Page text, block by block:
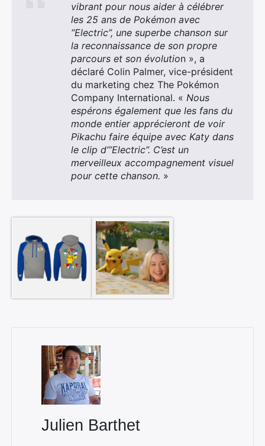
vibrant pour nous aider à célébrer
les 25 ans de Pokémon avec
“Electric”, une superbe chanson sur
la reconnaissance de son propre
parcours et son évolution », a
déclaré Colin Palmer, vice-président
du marketing chez The Pokémon
Company International. « Nous
espérons également que les fans du
monde entier apprécieront de voir
Pikachu faire équipe avec Katy dans
le clip d’”Electric”. C’est un
merveilleux accompagnement visuel
pour cette chanson. »
Julien Barthet